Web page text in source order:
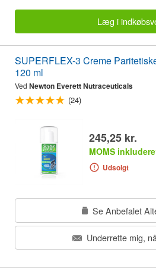
Læg i
SUPERFLEX-3 Creme
120 ml
Ved Newton Everett Nutraceuticals
(24)
245,25 kr.
MOMS
Udsolgt
Se Anbefalet
Underrette mig,